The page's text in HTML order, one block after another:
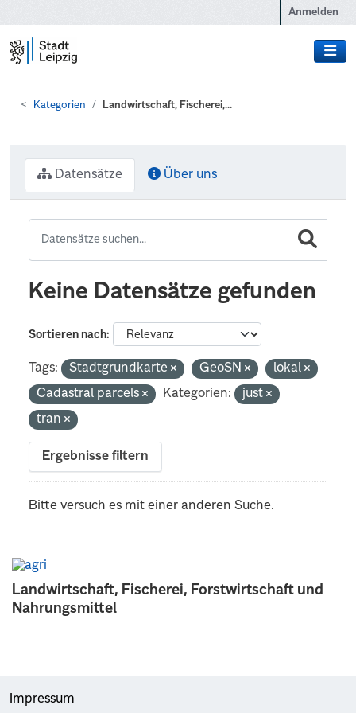
Anmelden
Kategorien Landwirtschaft, Fischerei,...
Landwirtschaft, Fischerei, Forstwirtschaft und
Nahrungsmittel
Datensätze Über uns
Keine Datensätze gefunden
Sortieren nach
Tags: Stadtgrundkarte GeoSN
lokal
Cadastral parcels
Kategorien:
just
tran
Ergebnisse filtern
Bitte versuch es mit einer anderen Suche.
Impressum